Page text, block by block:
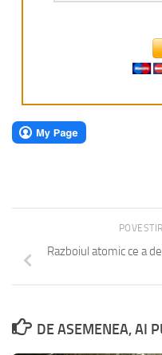
Razboiul atomic ce a
DE ASEMENEA, AI